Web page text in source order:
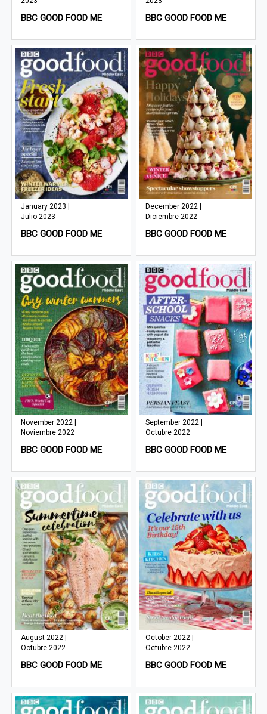
BBC GOOD FOOD ME BBC GOOD FOOD ME
January 2023 |
Julio 2023
BBC GOOD FOOD ME
December 2022 |
Diciembre 2022
BBC GOOD FOOD ME
November 2022 |
Noviembre 2022
BBC GOOD FOOD ME
September 2022 |
Octubre 2022
BBC GOOD FOOD ME
August 2022 |
Octubre 2022
BBC GOOD FOOD ME
October 2022 |
Octubre 2022
BBC GOOD FOOD ME